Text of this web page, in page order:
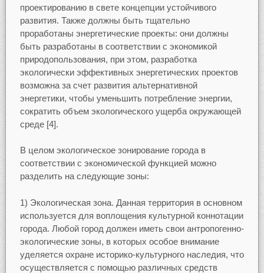
проектированию в свете концепции устойчивого
развития. Также должны быть тщательно
проработаны энергетические проекты: они должны
быть разработаны в соответствии с экономикой
природопользования, при этом, разработка
экологически эффективных энергетических проектов
возможна за счет развития альтернативной
энергетики, чтобы уменьшить потребление энергии,
сократить объем экологического ущерба окружающей
среде [4].
В целом экологическое зонирование города в
соответствии с экономической функцией можно
разделить на следующие зоны:
1) Экологическая зона. Данная территория в основном
используется для воплощения культурной коннотации
города. Любой город должен иметь свои антропогенно-
экологические зоны, в которых особое внимание
уделяется охране историко-культурного наследия, что
осуществляется с помощью различных средств